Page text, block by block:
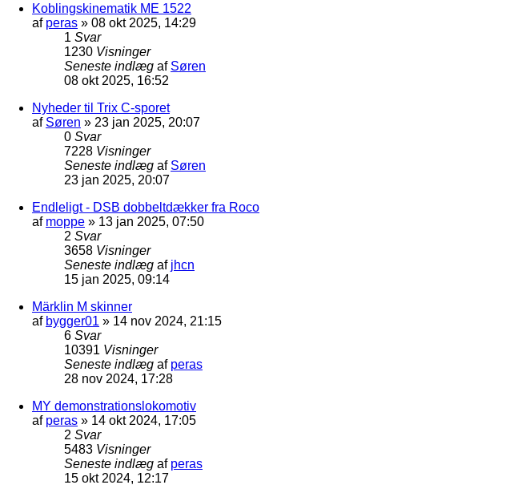
Koblingskinematik ME 1522
af peras » 08 okt 2025, 14:29
1 Svar
1230 Visninger
Seneste indlæg af Søren
08 okt 2025, 16:52
Nyheder til Trix C-sporet
af Søren » 23 jan 2025, 20:07
0 Svar
7228 Visninger
Seneste indlæg af Søren
23 jan 2025, 20:07
Endleligt - DSB dobbeltdækker fra Roco
af moppe » 13 jan 2025, 07:50
2 Svar
3658 Visninger
Seneste indlæg af jhcn
15 jan 2025, 09:14
Märklin M skinner
af bygger01 » 14 nov 2024, 21:15
6 Svar
10391 Visninger
Seneste indlæg af peras
28 nov 2024, 17:28
MY demonstrationslokomotiv
af peras » 14 okt 2024, 17:05
2 Svar
5483 Visninger
Seneste indlæg af peras
15 okt 2024, 12:17